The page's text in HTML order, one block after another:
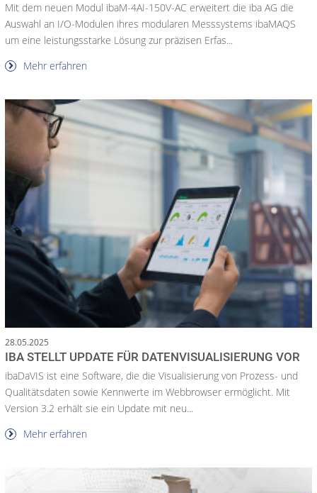
Mit dem neuen Modul ibaM-4AI-150V-AC erweitert die iba AG die
Auswahl an I/O-Modulen ihres modularen Messsystems ibaMAQS
um eine leistungsstarke Lösung zur präzisen Erfas...
Mehr erfahren
28.05.2025
IBA STELLT UPDATE FÜR DATENVISUALISIERUNG VOR
ibaDaVIS ist eine Software, die die Visualisierung von Prozess- und
Qualitätsdaten sowie Kennwerte im Webbrowser ermöglicht. Mit
Version 3.2 erhält sie ein Update mit neu...
Mehr erfahren